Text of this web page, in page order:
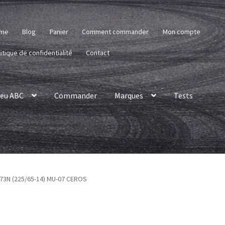
Blog Panier Comment commander Mon compte
de confidentialité Contact
ABC Commander Marques Tests
(225/65-14) MU-07 CEROS